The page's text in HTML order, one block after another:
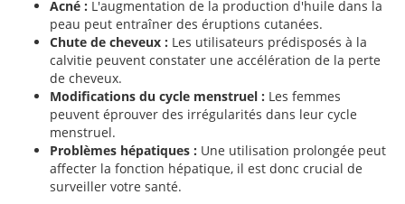
Acné : L'augmentation de la production d'huile dans la
peau peut entraîner des éruptions cutanées.
Chute de cheveux : Les utilisateurs prédisposés à la
calvitie peuvent constater une accélération de la perte
de cheveux.
Modifications du cycle menstruel : Les femmes
peuvent éprouver des irrégularités dans leur cycle
menstruel.
Problèmes hépatiques : Une utilisation prolongée peut
affecter la fonction hépatique, il est donc crucial de
surveiller votre santé.